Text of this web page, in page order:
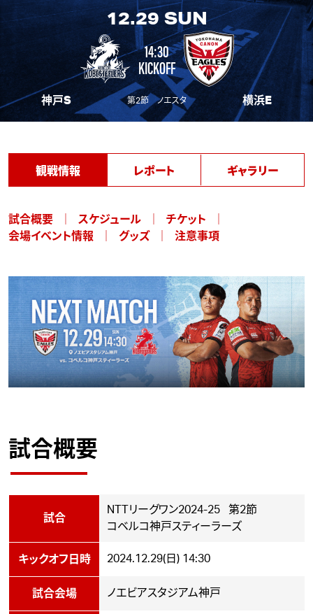
12.29SUN
14:30
KICKOFF
神戸S 第2節 ノエスタ 横浜E
観戦情報 レポート ギャラリー
試合概要 スケジュール
チケット
会場イベント情報
グッズ 注意事項
試合概要
試合
NTTリーグワン2024-25 第2節
コベルコ神戸スティーラーズ
キックオフ日時 2024.12.29(日) 14:30
試合会場 ノエビアスタジアム神戸